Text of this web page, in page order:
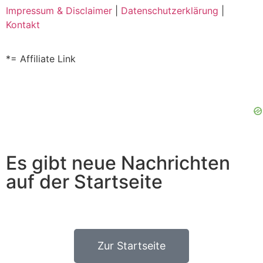
Impressum & Disclaimer Datenschutzerklärung
Kontakt
*= Affiliate Link
Es gibt neue Nachrichten
auf der Startseite
Zur Startseite